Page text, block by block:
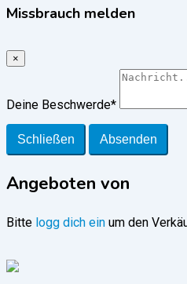
Missbrauch melden
×
Deine Beschwerde*
Schließen Absenden
Angeboten von
Bitte logg dich ein um den